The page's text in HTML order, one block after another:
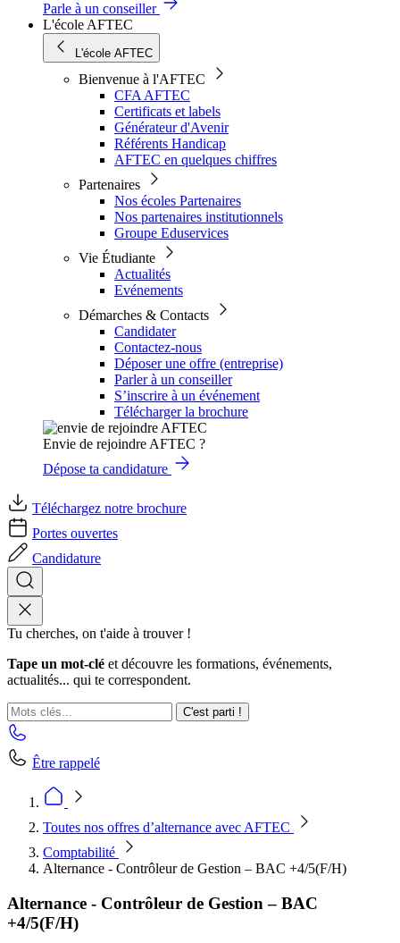
Parle à un conseiller
L'école AFTEC
L'école AFTEC
Bienvenue à l'AFTEC
CFA AFTEC
Certificats et labels
Générateur d'Avenir
Référents Handicap
AFTEC en quelques chiffres
Partenaires
Nos écoles Partenaires
Nos partenaires institutionnels
Groupe Eduservices
Vie Étudiante
Actualités
Evénements
Démarches & Contacts
Candidater
Contactez-nous
Déposer une offre (entreprise)
Parler à un conseiller
S’inscrire à un événement
Télécharger la brochure
Envie de rejoindre AFTEC ?
Dépose ta candidature
Téléchargez notre brochure
Portes ouvertes
Candidature
Tu cherches, on t'aide à trouver !
Tape un mot-clé et découvre les formations, événements,
actualités... qui te correspondent.
C'est parti !
Être rappelé
Toutes nos offres d’alternance avec AFTEC
Comptabilité
Alternance - Contrôleur de Gestion – BAC +4/5(F/H)
Alternance - Contrôleur de Gestion – BAC
+4/5(F/H)